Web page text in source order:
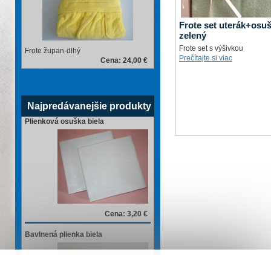
Frote župan-dlhý
Cena: 24,00 €
Najpredávanejšie produkty
Plienková osuška biela
Cena: 3,20 €
Bavlnená plienka biela
Frote set
zelený
Frote set s výšivkou
Prečítajte si viac